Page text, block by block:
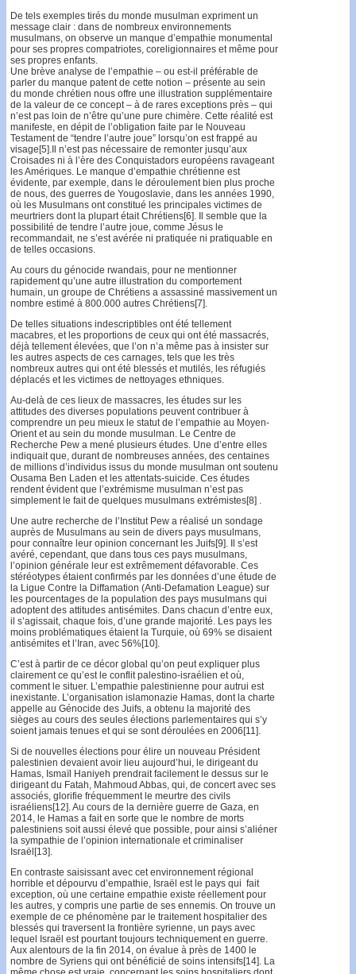
De tels exemples tirés du monde musulman expriment un
message clair : dans de nombreux environnements
musulmans, on observe un manque d’empathie monumental
pour ses propres compatriotes, coreligionnaires et même pour
ses propres enfants.
Une brève analyse de l’empathie – ou est-il préférable de
parler du manque patent de cette notion – présente au sein
du monde chrétien nous offre une illustration supplémentaire
de la valeur de ce concept – à de rares exceptions près – qui
n’est pas loin de n’être qu’une pure chimère. Cette réalité est
manifeste, en dépit de l’obligation faite par le Nouveau
Testament de “tendre l’autre joue” lorsqu’on est frappé au
visage[5].Il n’est pas nécessaire de remonter jusqu’aux
Croisades ni à l’ère des Conquistadors européens ravageant
les Amériques. Le manque d’empathie chrétienne est
évidente, par exemple, dans le déroulement bien plus proche
de nous, des guerres de Yougoslavie, dans les années 1990,
où les Musulmans ont constitué les principales victimes de
meurtriers dont la plupart était Chrétiens[6]. Il semble que la
possibilité de tendre l’autre joue, comme Jésus le
recommandait, ne s’est avérée ni pratiquée ni pratiquable en
de telles occasions.
Au cours du génocide rwandais, pour ne mentionner
rapidement qu’une autre illustration du comportement
humain, un groupe de Chrétiens a assassiné massivement un
nombre estimé à 800.000 autres Chrétiens[7].
De telles situations indescriptibles ont été tellement
macabres, et les proportions de ceux qui ont été massacrés,
déjà tellement élevées, que l’on n’a même pas à insister sur
les autres aspects de ces carnages, tels que les très
nombreux autres qui ont été blessés et mutilés, les réfugiés
déplacés et les victimes de nettoyages ethniques.
Au-delà de ces lieux de massacres, les études sur les
attitudes des diverses populations peuvent contribuer à
comprendre un peu mieux le statut de l’empathie au Moyen-
Orient et au sein du monde musulman. Le Centre de
Recherche Pew a mené plusieurs études. Une d’entre elles
indiquait que, durant de nombreuses années, des centaines
de millions d’individus issus du monde musulman ont soutenu
Ousama Ben Laden et les attentats-suicide. Ces études
rendent évident que l’extrémisme musulman n’est pas
simplement le fait de quelques musulmans extrémistes[8] .
Une autre recherche de l’Institut Pew a réalisé un sondage
auprès de Musulmans au sein de divers pays musulmans,
pour connaître leur opinion concernant les Juifs[9]. Il s’est
avéré, cependant, que dans tous ces pays musulmans,
l’opinion générale leur est extrêmement défavorable. Ces
stéréotypes étaient confirmés par les données d’une étude de
la Ligue Contre la Diffamation (Anti-Defamation League) sur
les pourcentages de la population des pays musulmans qui
adoptent des attitudes antisémites. Dans chacun d’entre eux,
il s’agissait, chaque fois, d’une grande majorité. Les pays les
moins problématiques étaient la Turquie, où 69% se disaient
antisémites et l’Iran, avec 56%[10].
C’est à partir de ce décor global qu’on peut expliquer plus
clairement ce qu’est le conflit palestino-israélien et où,
comment le situer. L’empathie palestinienne pour autrui est
inexistante. L’organisation islamonazie Hamas, dont la charte
appelle au Génocide des Juifs, a obtenu la majorité des
sièges au cours des seules élections parlementaires qui s’y
soient jamais tenues et qui se sont déroulées en 2006[11].
Si de nouvelles élections pour élire un nouveau Président
palestinien devaient avoir lieu aujourd’hui, le dirigeant du
Hamas, Ismaïl Haniyeh prendrait facilement le dessus sur le
dirigeant du Fatah, Mahmoud Abbas, qui, de concert avec ses
associés, glorifie fréquemment le meurtre des civils
israéliens[12]. Au cours de la dernière guerre de Gaza, en
2014, le Hamas a fait en sorte que le nombre de morts
palestiniens soit aussi élevé que possible, pour ainsi s’aliéner
la sympathie de l’opinion internationale et criminaliser
Israël[13].
En contraste saisissant avec cet environnement régional
horrible et dépourvu d’empathie, Israël est le pays qui fait
exception, où une certaine empathie existe réellement pour
les autres, y compris une partie de ses ennemis. On trouve un
exemple de ce phénomène par le traitement hospitalier des
blessés qui traversent la frontière syrienne, un pays avec
lequel Israël est pourtant toujours techniquement en guerre.
Aux alentours de la fin 2014, on évalue à près de 1400 le
nombre de Syriens qui ont bénéficié de soins intensifs[14]. La